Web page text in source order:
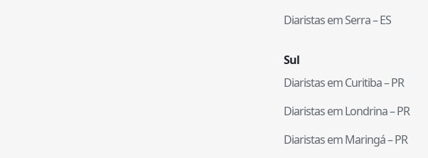
Diaristas emSerra–ES
Sul
Diaristas emCuritiba–PR
Diaristas emLondrina–PR
Diaristas emMaringá–PR